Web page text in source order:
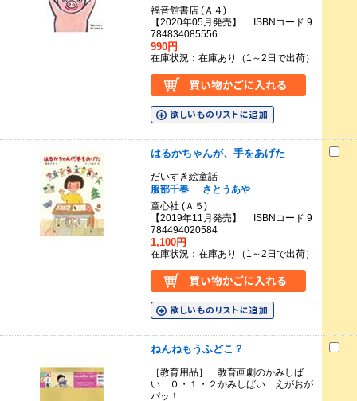
福音館書店 (Ａ４)
【2020年05月発売】 ISBNコード 9
784834085556
990円
在庫状況：在庫あり（1～2日で出荷）
はるかちゃんが、手をあげた
だいすき絵童話
服部千春
さとうあや
童心社 (Ａ５)
【2019年11月発売】 ISBNコード 9
784494020584
1,100円
在庫状況：在庫あり（1～2日で出荷）
ねんねもうふどこ？
［教育用品］ 教育画劇のかみしば
い ０・１・２かみしばい えがおが
パッ！